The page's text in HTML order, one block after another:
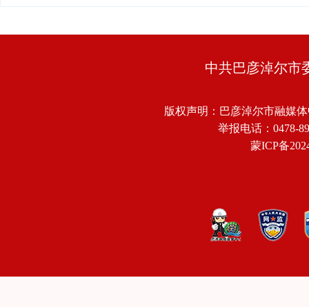
中共巴彦淖尔市
版权声明：巴彦淖尔市融媒
举报电话：0478-
蒙ICP备